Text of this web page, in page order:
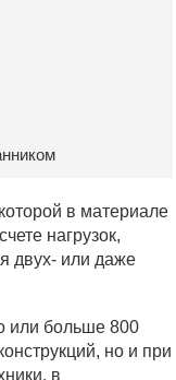
в материале
нагрузок,
двух- или даже
или больше 800
но и при
в